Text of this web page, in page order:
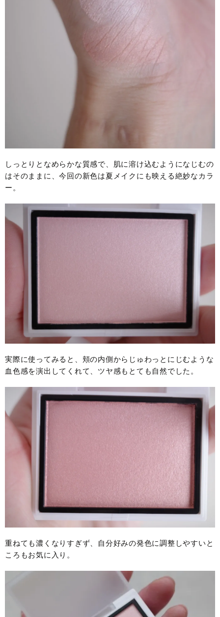
しっとりとなめらかな質感で、肌に溶け込むようになじむの
はそのままに、今回の新色は夏メイクにも映える絶妙なカラ
ー。
実際に使ってみると、頬の内側からじゅわっとにじむような
血色感を演出してくれて、ツヤ感もとても自然でした。
重ねても濃くなりすぎず、自分好みの発色に調整しやすいと
ころもお気に入り。